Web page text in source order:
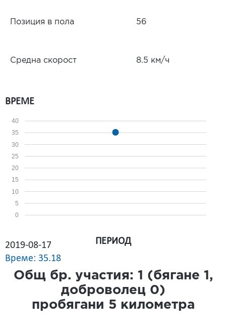
Позиция в пола 56
Средна скорост 8.5 км/ч
ВРЕМЕ
0
5
10
15
20
25
30
35
40
2019-08-17
Време: 35.18
ПЕРИОД
Общ бр. участия: 1 (бягане 1 ,
доброволец 0)
пробягани 5 километра